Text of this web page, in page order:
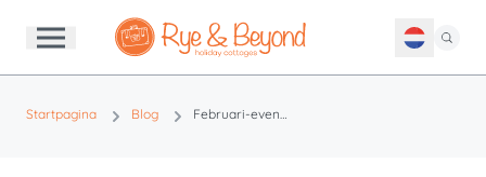
Startpagina Blog Februari-evenementen in Rye en Hastings, East Sussex